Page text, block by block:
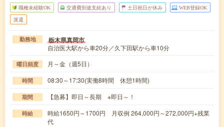
職種未経験OK 交通費別途支給あり 土日祝日が休み WEB登録OK
派遣
勤務地 栃木県真岡市
自治医大駅から車20分／久下田駅から車10分
曜日頻度 月～金（週5日）
時間 08:30～17:30(実働8時間 休憩1時間)
期間 【急募】即日～長期 ※即日～！
時給
時給1650円～1700円 月収例 264,000円～272,000円+残業
代